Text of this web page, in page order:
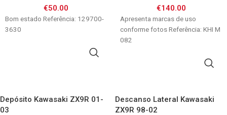
€50.00
Bom estado Referência: 129700-
3630
€140.00
Apresenta marcas de uso
conforme fotos Referência: KHI M
082
Depósito Kawasaki ZX9R 01-
03
Descanso Lateral Kawasaki
ZX9R 98-02